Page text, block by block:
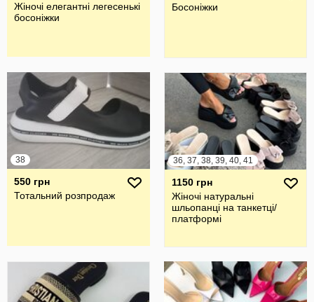
Жіночі елегантні легесенькі
босоніжки
Босоніжки
38
550 грн
Тотальний розпродаж
36, 37, 38, 39, 40, 41
1150 грн
Жіночі натуральні
шльопанці на танкетці/
платформі